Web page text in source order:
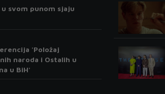
svom punom sjaju
'Položaj
naroda i Ostalih u
u BiH'